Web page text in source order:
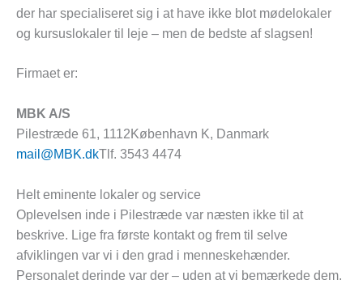
der har specialiseret sig i at have ikke blot mødelokaler
og kursuslokaler til leje – men de bedste af slagsen!
Firmaet er:
MBK A/S
Pilestræde 61, 1112København K, Danmark
mail@MBK.dkTlf. 3543 4474
Helt eminente lokaler og service
Oplevelsen inde i Pilestræde var næsten ikke til at
beskrive. Lige fra første kontakt og frem til selve
afviklingen var vi i den grad i menneskehænder.
Personalet derinde var der – uden at vi bemærkede dem.